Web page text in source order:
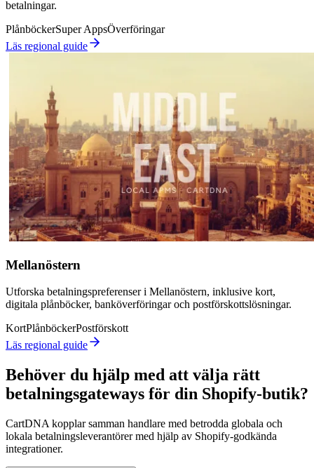
betalningar.
PlånböckerSuper AppsÖverföringar
Läs regional guide
Mellanöstern
Utforska betalningspreferenser i Mellanöstern, inklusive kort,
digitala plånböcker, banköverföringar och postförskottslösningar.
KortPlånböckerPostförskott
Läs regional guide
Behöver du hjälp med att välja rätt
betalningsgateways för din Shopify-butik?
CartDNA kopplar samman handlare med betrodda globala och
lokala betalningsleverantörer med hjälp av Shopify-godkända
integrationer.